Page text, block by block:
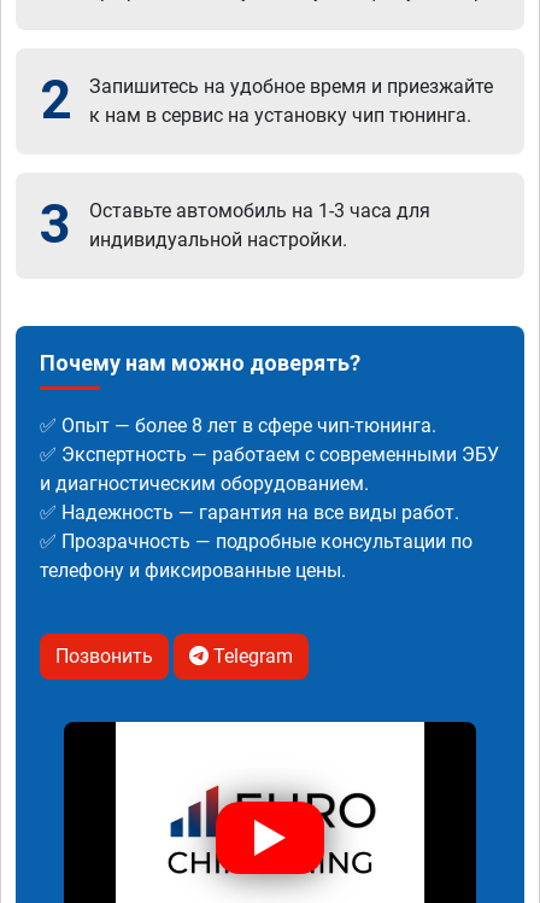
2
Запишитесь на удобное время и приезжайте
к нам в сервис на установку чип тюнинга.
3
Оставьте автомобиль на 1-3 часа для
индивидуальной настройки.
Почему нам можно доверять?
✅ Опыт — более 8 лет в сфере чип-тюнинга.
✅ Экспертность — работаем с современными ЭБУ
и диагностическим оборудованием.
✅ Надежность — гарантия на все виды работ.
✅ Прозрачность — подробные консультации по
телефону и фиксированные цены.
Позвонить Telegram